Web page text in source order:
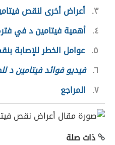
٣ أعراض أخرى لنقص
٤ أهمية فيتامين د في
٥ عوامل الخطر للإصابة
٦ فيديو فوائد فيتامين د
٧ المراجع
ذات صلة